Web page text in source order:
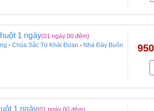
1 ngày(01 ngày 00 đêm)
- Chùa Sắc Tứ Khải Đoan - Nhà Đày Buôn
1 ngày